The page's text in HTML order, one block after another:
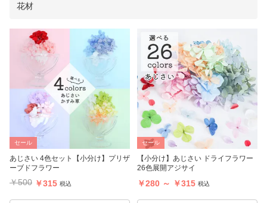
花材
セール
あじさい 4色セット【小分け】プリザ
ーブドフラワー
￥500 ￥315 税込
セール
【小分け】あじさい ドライフラワー
26色展開アジサイ
￥280 ～ ￥315 税込